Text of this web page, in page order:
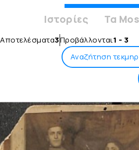
Ιστορίες
Τα
Αποτελέσματα3Προβάλλονται1 - 3